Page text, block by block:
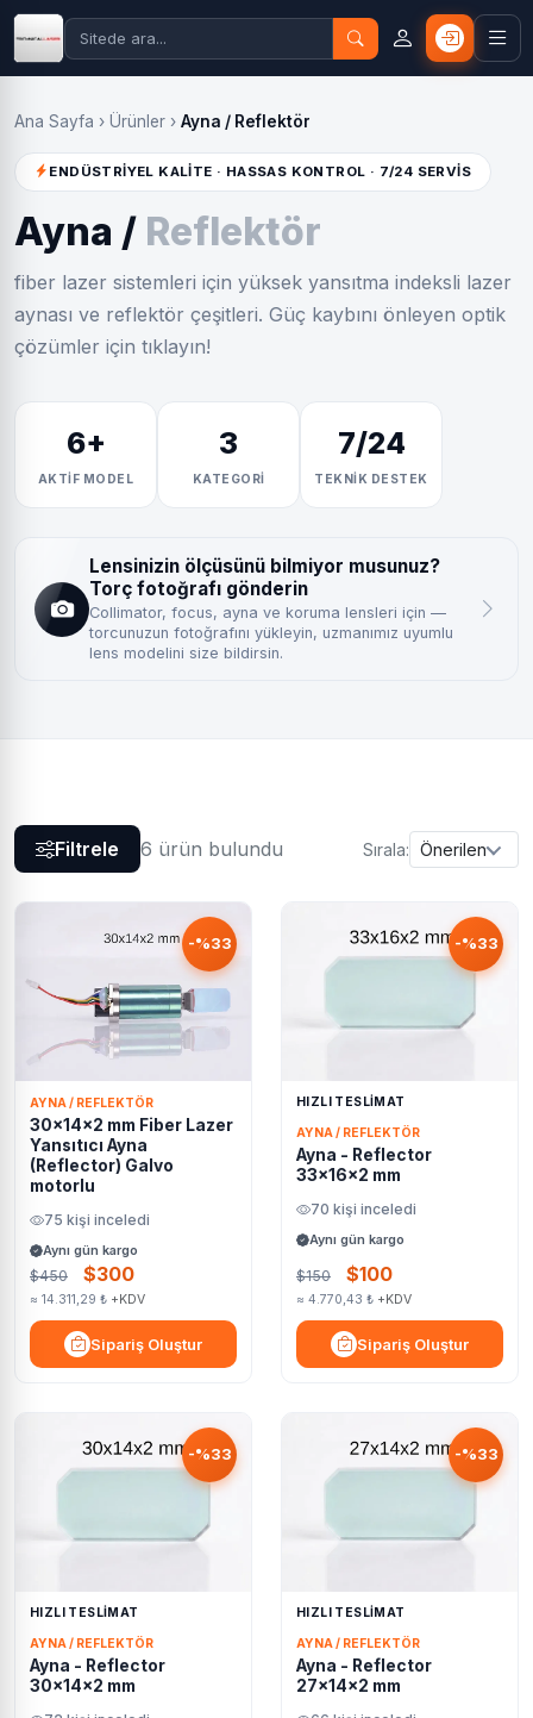
Ana Sayfa › Ürünler › Ayna / Reflektör
ENDÜSTRİYEL KALİTE · HASSAS KONTROL · 7/24 SERVİS
Ayna / Reflektör
fiber lazer sistemleri için yüksek yansıtma indeksli lazer
aynası ve reflektör çeşitleri. Güç kaybını önleyen optik
çözümler için tıklayın!
6+
AKTİF MODEL
3
KATEGORİ
7/24
TEKNİK DESTEK
Lensinizin ölçüsünü bilmiyor musunuz?
Torç fotoğrafı gönderin
Collimator, focus, ayna ve koruma lensleri için —
torcunuzun fotoğrafını yükleyin, uzmanımız uyumlu
lens modelini size bildirsin.
Filtrele 6 ürün bulundu Sırala: Önerilen
-%33
AYNA / REFLEKTÖR
30x14x2 mm Fiber Lazer
Yansıtıcı Ayna
(Reflector) Galvo
motorlu
75 kişi inceledi
Aynı gün kargo
$450 $300
≈ 14.311,29 ₺ +KDV
Sipariş Oluştur
-%33
HIZLI TESLİMAT
AYNA / REFLEKTÖR
Ayna - Reflector
33x16x2 mm
70 kişi inceledi
Aynı gün kargo
$150 $100
≈ 4.770,43 ₺ +KDV
Sipariş Oluştur
-%33
HIZLI TESLİMAT
AYNA / REFLEKTÖR
Ayna - Reflector
30x14x2 mm
-%33
HIZLI TESLİMAT
AYNA / REFLEKTÖR
Ayna - Reflector
27x14x2 mm